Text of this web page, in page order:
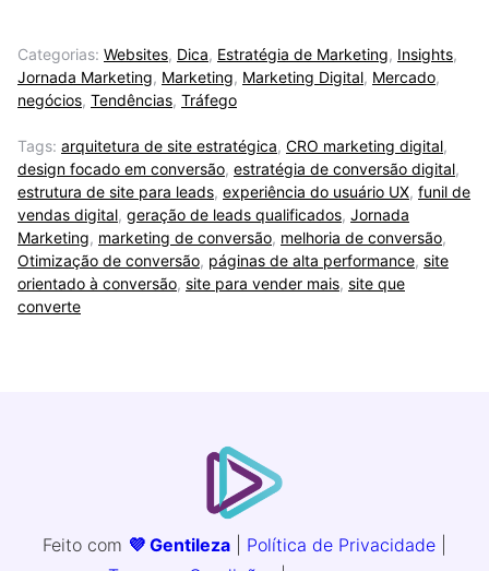
Categorias: Websites, Dica, Estratégia de Marketing, Insights,
Jornada Marketing, Marketing, Marketing Digital, Mercado,
negócios, Tendências, Tráfego
Tags: arquitetura de site estratégica, CRO marketing digital,
design focado em conversão, estratégia de conversão digital,
estrutura de site para leads, experiência do usuário UX, funil de
vendas digital, geração de leads qualificados, Jornada
Marketing, marketing de conversão, melhoria de conversão,
Otimização de conversão, páginas de alta performance, site
orientado à conversão, site para vender mais, site que
converte
Feito com 💜 Gentileza Política de Privacidade